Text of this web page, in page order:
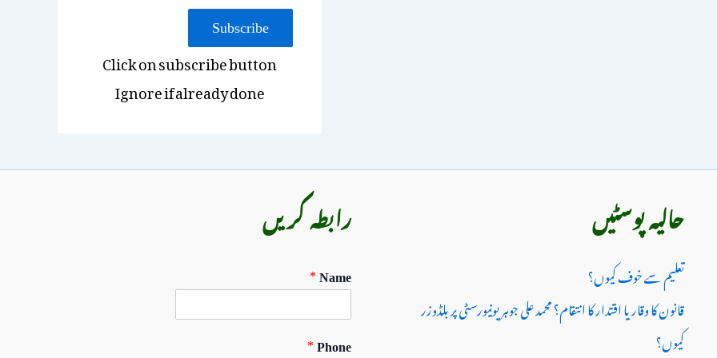
Subscribe
Click on subscribe button
Ignore if already done
حالیہ پوسٹیں
تعلیم سے خوف کیوں؟
قانون کا وقار یا اقتدار کا انتقام؟ محمد علی جوہر یونیورسٹی پر بلڈوزر
کیوں؟
رابطہ کریں
Name
*
Phone
*